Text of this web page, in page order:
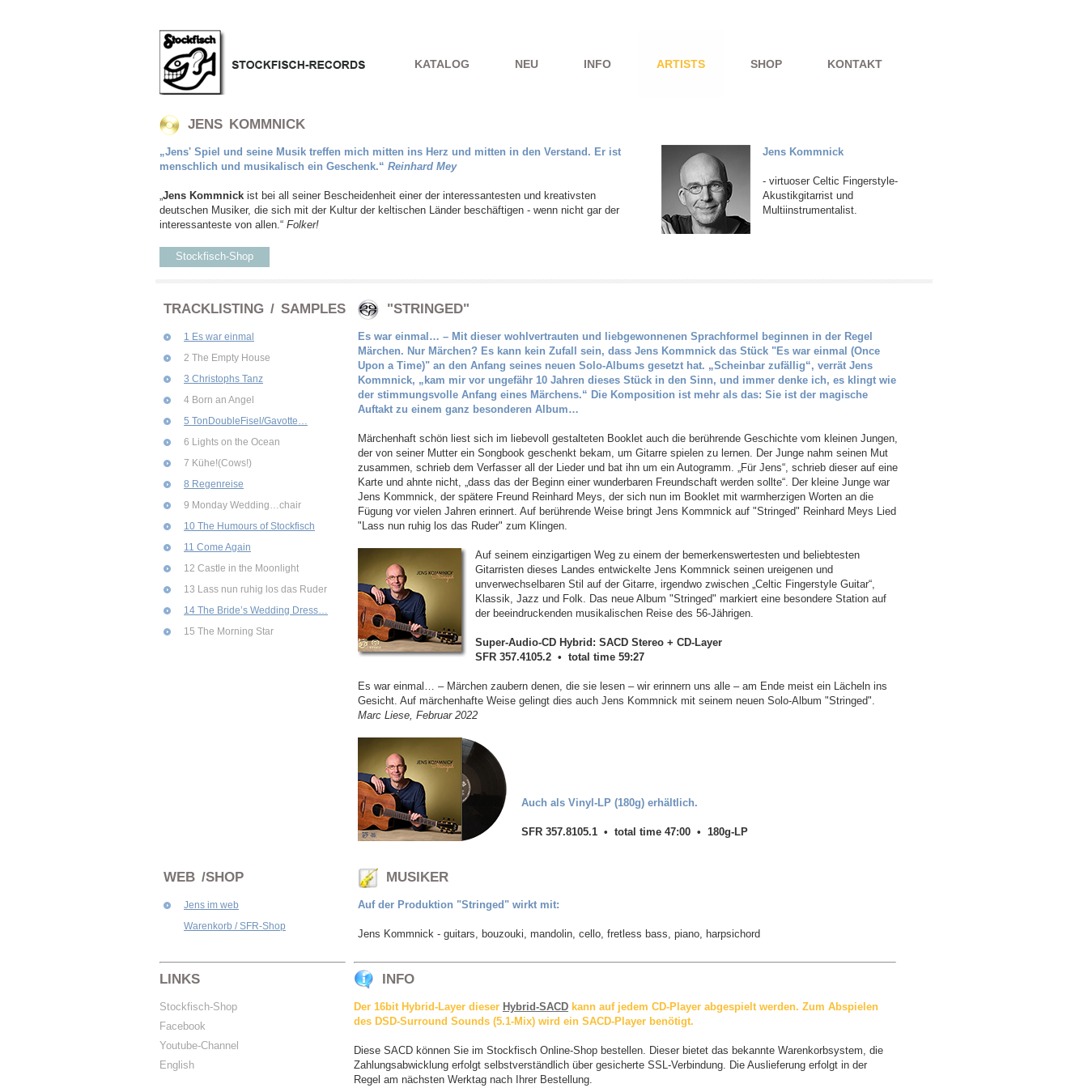
KATALOG NEU INFO ARTISTS SHOP KONTAKT
JENS KOMMNICK
„Jens' Spiel und seine Musik treffen mich mitten ins Herz und mitten in den Verstand. Er ist
menschlich und musikalisch ein Geschenk.“ Reinhard Mey
„Jens Kommnick ist bei all seiner Bescheidenheit einer der interessantesten und kreativsten
deutschen Musiker, die sich mit der Kultur der keltischen Länder beschäftigen - wenn nicht gar der
interessanteste von allen.“ Folker!
Jens Kommnick
- virtuoser Celtic Fingerstyle-
Akustikgitarrist und
Multiinstrumentalist.
Stockfisch-Shop
TRACKLISTING / SAMPLES
1 Es war einmal
2 The Empty House
3 Christophs Tanz
4 Born an Angel
5 TonDoubleFisel/Gavotte…
6 Lights on the Ocean
7 Kühe!(Cows!)
8 Regenreise
9 Monday Wedding…chair
10 The Humours of Stockfisch
11 Come Again
12 Castle in the Moonlight
13 Lass nun ruhig los das Ruder
14 The Bride’s Wedding Dress…
15 The Morning Star
"STRINGED"
Es war einmal… – Mit dieser wohlvertrauten und liebgewonnenen Sprachformel beginnen in der Regel
Märchen. Nur Märchen? Es kann kein Zufall sein, dass Jens Kommnick das Stück "Es war einmal (Once
Upon a Time)" an den Anfang seines neuen Solo-Albums gesetzt hat. „Scheinbar zufällig“, verrät Jens
Kommnick, „kam mir vor ungefähr 10 Jahren dieses Stück in den Sinn, und immer denke ich, es klingt wie
der stimmungsvolle Anfang eines Märchens.“ Die Komposition ist mehr als das: Sie ist der magische
Auftakt zu einem ganz besonderen Album…
Märchenhaft schön liest sich im liebevoll gestalteten Booklet auch die berührende Geschichte vom kleinen Jungen,
der von seiner Mutter ein Songbook geschenkt bekam, um Gitarre spielen zu lernen. Der Junge nahm seinen Mut
zusammen, schrieb dem Verfasser all der Lieder und bat ihn um ein Autogramm. „Für Jens“, schrieb dieser auf eine
Karte und ahnte nicht, „dass das der Beginn einer wunderbaren Freundschaft werden sollte“. Der kleine Junge war
Jens Kommnick, der spätere Freund Reinhard Meys, der sich nun im Booklet mit warmherzigen Worten an die
Fügung vor vielen Jahren erinnert. Auf berührende Weise bringt Jens Kommnick auf "Stringed" Reinhard Meys Lied
"Lass nun ruhig los das Ruder" zum Klingen.
Auf seinem einzigartigen Weg zu einem der bemerkenswertesten und beliebtesten
Gitarristen dieses Landes entwickelte Jens Kommnick seinen ureigenen und
unverwechselbaren Stil auf der Gitarre, irgendwo zwischen „Celtic Fingerstyle Guitar“,
Klassik, Jazz und Folk. Das neue Album "Stringed" markiert eine besondere Station auf
der beeindruckenden musikalischen Reise des 56-Jährigen.
Super-Audio-CD Hybrid: SACD Stereo + CD-Layer
SFR 357.4105.2 • total time 59:27
Es war einmal… – Märchen zaubern denen, die sie lesen – wir erinnern uns alle – am Ende meist ein Lächeln ins
Gesicht. Auf märchenhafte Weise gelingt dies auch Jens Kommnick mit seinem neuen Solo-Album "Stringed".
Marc Liese, Februar 2022
Auch als Vinyl-LP (180g) erhältlich.
SFR 357.8105.1 • total time 47:00 • 180g-LP
WEB /SHOP
Jens im web
Warenkorb / SFR-Shop
MUSIKER
Auf der Produktion "Stringed" wirkt mit:
Jens Kommnick - guitars, bouzouki, mandolin, cello, fretless bass, piano, harpsichord
LINKS
Stockfisch-Shop
Facebook
Youtube-Channel
English
INFO
Der 16bit Hybrid-Layer dieser Hybrid-SACD kann auf jedem CD-Player abgespielt werden. Zum Abspielen
des DSD-Surround Sounds (5.1-Mix) wird ein SACD-Player benötigt.
Diese SACD können Sie im Stockfisch Online-Shop bestellen. Dieser bietet das bekannte Warenkorbsystem, die
Zahlungsabwicklung erfolgt selbstverständlich über gesicherte SSL-Verbindung. Die Auslieferung erfolgt in der
Regel am nächsten Werktag nach Ihrer Bestellung.